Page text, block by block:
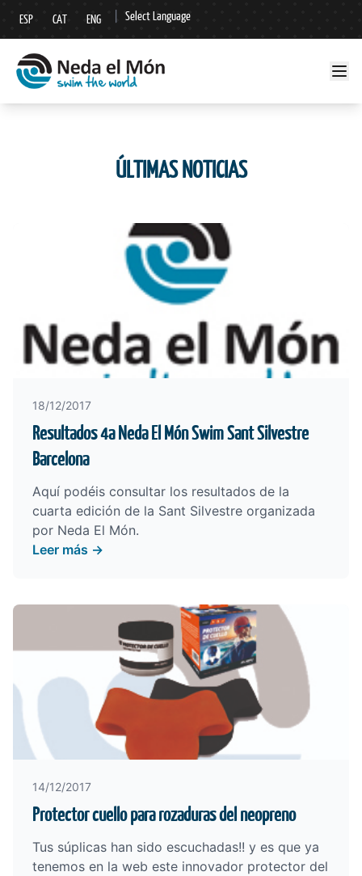
ESP CAT ENG Select Language
▼
ÚLTIMAS NOTICIAS
18/12/2017
Resultados 4a Neda El Món Swim Sant Silvestre
Barcelona
Aquí podéis consultar los resultados de la
cuarta edición de la Sant Silvestre organizada
por Neda El Món.
Leer más →
14/12/2017
Protector cuello para rozaduras del neopreno
Tus súplicas han sido escuchadas!! y es que ya
tenemos en la web este innovador protector del